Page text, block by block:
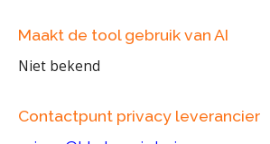
Maakt de tool gebruik van AI
Niet bekend
Contactpunt privacy leverancier